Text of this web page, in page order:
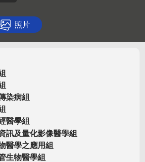
照片
染病組
醫學組
訊及量化影像醫學組
醫學之應用組
生物醫學組